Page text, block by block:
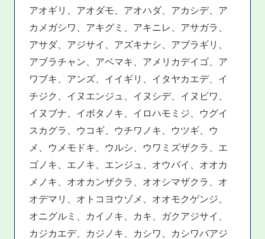
アオギリ、アオダモ、アオハダ、アカシデ、ア
カメガシワ、アキグミ、アキニレ、アサガラ、
アサダ、アジサイ、アズキナシ、アブラギリ、
アブラチャン、アベマキ、アメリカデイゴ、ア
ワブキ、アンズ、イイギリ、イタヤカエデ、イ
チジク、イヌエンジュ、イヌシデ、イヌビワ、
イヌブナ、イボタノキ、イロハモミジ、ウグイ
スカグラ、ウコギ、ウチワノキ、ウツギ、ウ
メ、ウメモドキ、ウルシ、ウワミズザクラ、エ
ゴノキ、エノキ、エンジュ、オウバイ、オオカ
メノキ、オオカンザクラ、オオシマザクラ、オ
オデマリ、オトコヨウゾメ、オオモクゲンジ、
オニグルミ、カイノキ、カキ、ガクアジサイ、
カジカエデ、カジノキ、カシワ、カシワバアジ